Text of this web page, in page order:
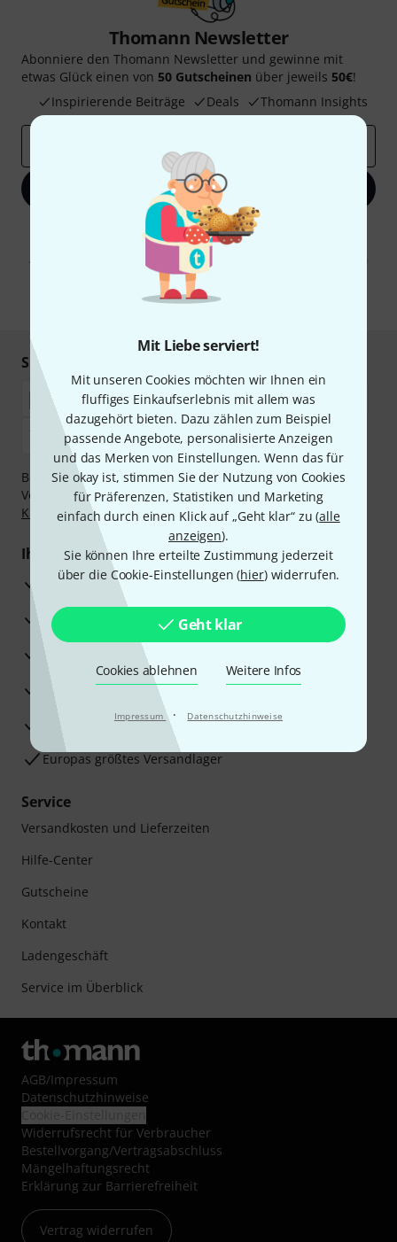
Mit Liebe serviert!
Mit unseren Cookies möchten wir Ihnen ein
fluffiges Einkaufserlebnis mit allem was
dazugehört bieten. Dazu zählen zum Beispiel
passende Angebote, personalisierte Anzeigen
und das Merken von Einstellungen. Wenn das für
Sie okay ist, stimmen Sie der Nutzung von Cookies
für Präferenzen, Statistiken und Marketing
einfach durch einen Klick auf „Geht klar“ zu (alle
anzeigen).
Sie können Ihre erteilte Zustimmung jederzeit
über die Cookie-Einstellungen (hier) widerrufen.
Geht klar
Cookies ablehnen Weitere Infos
Impressum · Datenschutzhinweise
Thomann Newsletter
Abonniere den Thomann Newsletter und gewinne mit
etwas Glück einen von 50 Gutscheinen über jeweils 50€!
Inspirierende Beiträge
Deals Thomann Insights
Jetzt anmelden
Mit Klick auf „Jetzt anmelden“ stimmen Sie dem Erhalt von E-Mail-
Werbung und einer Messung des E-Mail-Nutzungsverhaltens zu. Die
Abmeldung ist jederzeit möglich. Weitere Informationen finden Sie in
unserenDatenschutzhinweisen
* Pflichtfeld
Sicher einkaufen & bezahlen
Bezahlen Sie vertraulich und sicher per Nachnahme,
Vorkasse, PayPal, Amazon Pay,Klarna Sofort bezahlen
Klarna Ratenzahlungoder Kreditkarte.
Ihre Vorteile
3 Jahre Thomann Garantie
30 Tage Money-Back-Garantie
Reparaturservice
Beratung durch Fachexperten
Zufriedenheitsgarantie
Europas größtes Versandlager
Service
Versandkosten und Lieferzeiten
Hilfe-Center
Gutscheine
Kontakt
Ladengeschäft
Service im Überblick
AGB/Impressum
Datenschutzhinweise
Widerrufsrecht für Verbraucher
Bestellvorgang/Vertragsabschluss
Mängelhaftungsrecht
Erklärung zur Barrierefreiheit
Vertrag widerrufen